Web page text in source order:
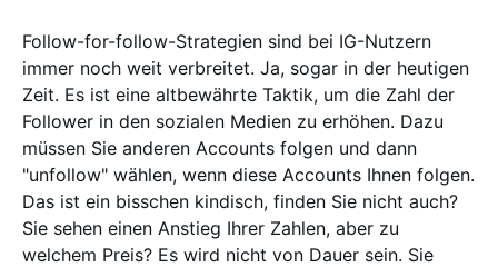
Follow-for-follow-Strategien sind bei IG-Nutzern
immer noch weit verbreitet. Ja, sogar in der heutigen
Zeit. Es ist eine altbewährte Taktik, um die Zahl der
Follower in den sozialen Medien zu erhöhen. Dazu
müssen Sie anderen Accounts folgen und dann
"unfollow" wählen, wenn diese Accounts Ihnen folgen.
Das ist ein bisschen kindisch, finden Sie nicht auch?
Sie sehen einen Anstieg Ihrer Zahlen, aber zu
welchem Preis? Es wird nicht von Dauer sein. Sie